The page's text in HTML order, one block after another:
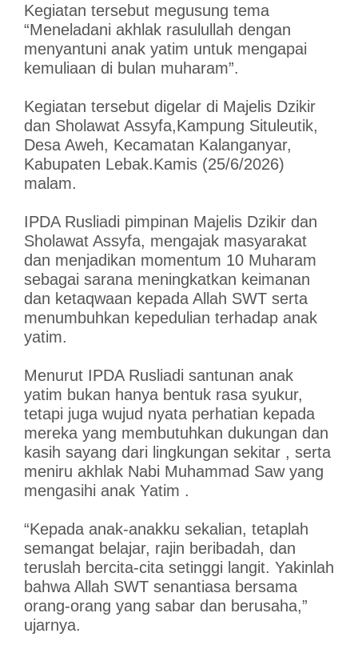
Kegiatan tersebut megusung tema
“Meneladani akhlak rasulullah dengan
menyantuni anak yatim untuk mengapai
kemuliaan di bulan muharam”.
Kegiatan tersebut digelar di Majelis Dzikir
dan Sholawat Assyfa,Kampung Situleutik,
Desa Aweh, Kecamatan Kalanganyar,
Kabupaten Lebak.Kamis (25/6/2026)
malam.
IPDA Rusliadi pimpinan Majelis Dzikir dan
Sholawat Assyfa, mengajak masyarakat
dan menjadikan momentum 10 Muharam
sebagai sarana meningkatkan keimanan
dan ketaqwaan kepada Allah SWT serta
menumbuhkan kepedulian terhadap anak
yatim.
Menurut IPDA Rusliadi santunan anak
yatim bukan hanya bentuk rasa syukur,
tetapi juga wujud nyata perhatian kepada
mereka yang membutuhkan dukungan dan
kasih sayang dari lingkungan sekitar , serta
meniru akhlak Nabi Muhammad Saw yang
mengasihi anak Yatim .
“Kepada anak-anakku sekalian, tetaplah
semangat belajar, rajin beribadah, dan
teruslah bercita-cita setinggi langit. Yakinlah
bahwa Allah SWT senantiasa bersama
orang-orang yang sabar dan berusaha,”
ujarnya.